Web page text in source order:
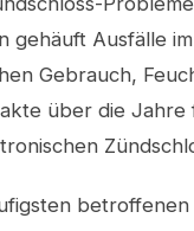
Ausfälle
Gebrauch,
über die Jahre